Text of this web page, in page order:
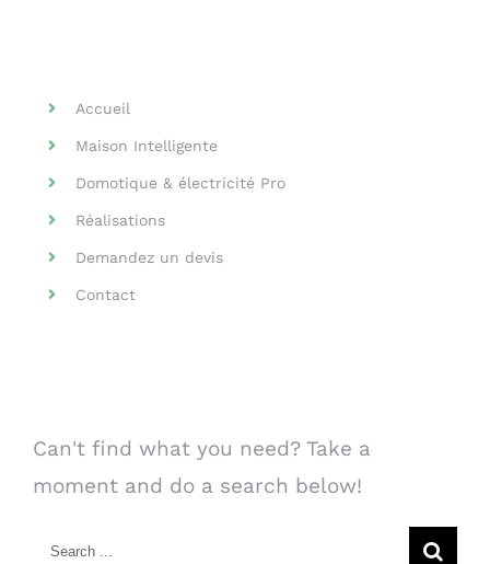
Accueil
Maison Intelligente
Domotique & électricité Pro
Réalisations
Demandez un devis
Contact
Can't find what you need? Take a
moment and do a search below!
Search